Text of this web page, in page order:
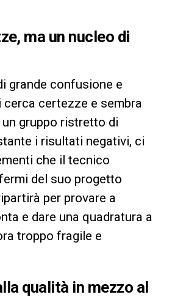
ma un nucleo di
grande confusione e
certezze e sembra
gruppo ristretto di
i risultati negativi, ci
che il tecnico
del suo progetto
per provare a
e dare una quadratura a
troppo fragile e
qualità in mezzo al